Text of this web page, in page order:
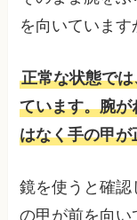
を向いています
正常な状態で
ています。腕
はなく手の甲
鏡を使うと確
の甲が前を向